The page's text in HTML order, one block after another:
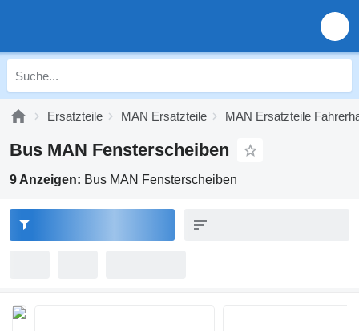
Ersatzteile MAN Ersatzteile MAN Ersatzteile
Bus MAN Fensterscheiben
9 Anzeigen: Bus MAN Fensterscheiben